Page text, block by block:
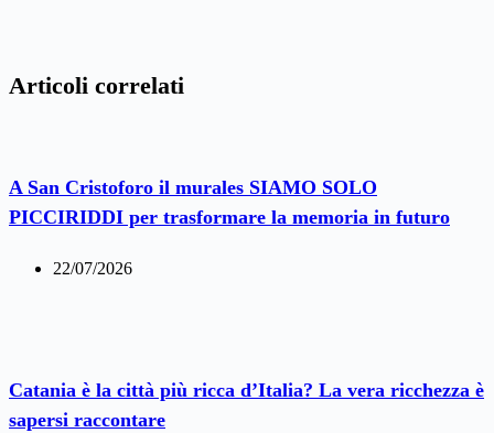
Articoli correlati
A San Cristoforo il murales SIAMO SOLO
PICCIRIDDI per trasformare la memoria in futuro
22/07/2026
Catania è la città più ricca d’Italia? La vera ricchezza è
sapersi raccontare